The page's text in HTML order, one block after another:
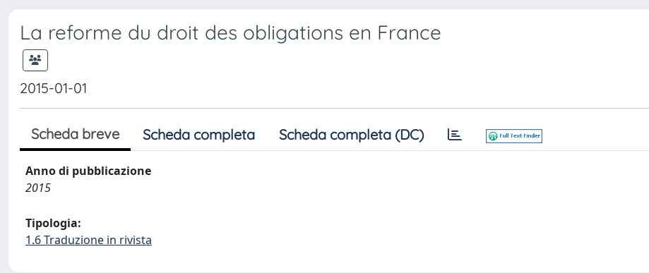
La reforme du droit des obligations en France
2015-01-01
Scheda breve Scheda completa Scheda completa (DC)
Anno di pubblicazione
2015
Tipologia:
1.6 Traduzione in rivista